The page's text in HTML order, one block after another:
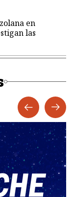
en
las